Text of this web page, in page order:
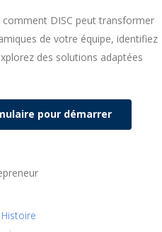
comment DISC peut transformer
de votre équipe, identifiez
des solutions adaptées
pour démarrer